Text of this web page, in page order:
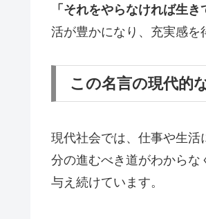
「それをやらなければ生き
活が豊かになり、充実感を
この名言の現代的
現代社会では、仕事や生活
分の進むべき道がわから
与え続けています。